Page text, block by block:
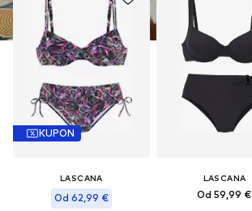
KUPON
LASCANA
Od 62,99 €
LASCANA
Od 59,99 €